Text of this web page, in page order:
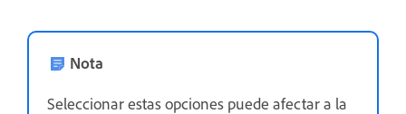
Nota
Seleccionar estas opciones puede afectar a la